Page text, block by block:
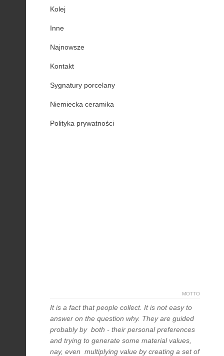
Kolej
Inne
Najnowsze
Kontakt
Sygnatury porcelany
Niemiecka ceramika
Polityka prywatności
MOTTO
It is a fact that people collect. It is not easy to
answer on the question why. They are guided
probably by both - their personal preferences
and trying to generate some material values,
nay, even multiplying value by creating a set of